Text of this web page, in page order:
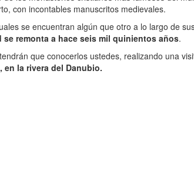
con incontables manuscritos medievales.
se encuentran algún que otro a lo largo de
se remonta a hace seis mil quinientos años.
que conocerlos ustedes, realizando una
en la rivera del Danubio.